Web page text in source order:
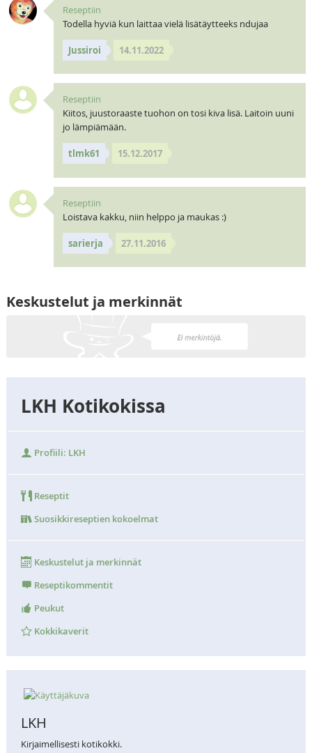
Reseptiin
Todella hyviä kun laittaa vielä lisätäytteeks ndujaa
Jussiroi 14.11.2022
Reseptiin
Kiitos, juustoraaste tuohon on tosi kiva lisä. Laitoin uuni
jo lämpiämään.
tlmk61 15.12.2017
Reseptiin
Loistava kakku, niin helppo ja maukas :)
sarierja 27.11.2016
Keskustelut ja merkinnät
LKH Kotikokissa
Profiili: LKH
Reseptit
Suosikkireseptien kokoelmat
Keskustelut ja merkinnät
Reseptikommentit
Peukut
Kokkikaverit
LKH
Kirjaimellisesti kotikokki.